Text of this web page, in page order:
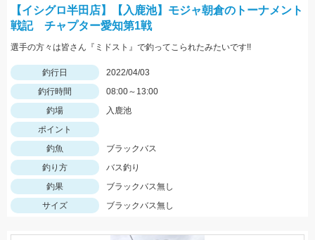
【イシグロ半田店】【入鹿池】モジャ朝倉のトーナメント
戦記 チャプター愛知第1戦
選手の方々は皆さん『ミドスト』で釣ってこられたみたいです!!
釣行日
2022/04/03
釣行時間
08:00～13:00
釣場
入鹿池
ポイント
釣魚
ブラックバス
釣り方
バス釣り
釣果
ブラックバス無し
サイズ
ブラックバス無し